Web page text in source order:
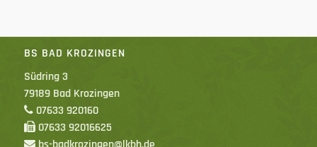
BS BAD KROZINGEN
Südring 3
79189 Bad Krozingen
07633 920160
07633 92016625